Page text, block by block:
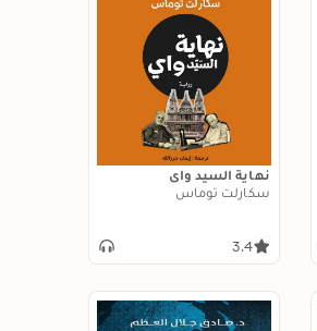
نهاية السيد واي
سكارلت توماس
3.4